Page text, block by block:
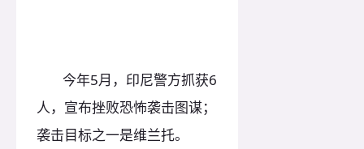
今年5月，印尼警方抓获6
人，宣布挫败恐怖袭击图谋；
袭击目标之一是维兰托。